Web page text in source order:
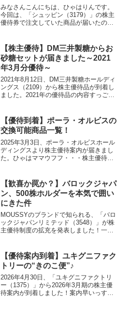
みなさんこんにちは、ひゃはりんです。
今回は、「シュッピン（3179）」の株主
優待券で注文していた商品が届いたので
て！まず1本目は、THERMOSの真空断熱
スポーツ...
【株主優待】DM三井製糖からお
砂糖セットが届きました～2021
年3月分優待～
2021年8月12日、DM三井製糖ホールディ
ングス（2109）から株主優待品が到着し
ました。2021年の優待品の内容すっごい
三温糖などおなじみのものからてん菜
糖、パラ...
【優待到着】ポーラ・オルビスの
交換可能商品一覧！
2025年3月3日、ポーラ・オルビスホール
ディングスより株主優待案内が届きまし
た。ひゃはママウフフ・・・株主優待内
な株主優待ポイントが付与されます。（1
ポイント＝10...
【歓喜か罠か？】バロックジャパ
ン、500株ホルダーを本気で囲い
にきた件
MOUSSYのブランドで知られる、「バロ
ックジャパンリミテッド（3548）」が株
主優待制度の拡充を発表しました！一年
うと500株長期保有者に、年間2.4万円分
の優待...
【優待案内到着】ユキグニファク
トリーの“きのこ便”♪
2026年4月30日、「ユキグニファクトリ
ー（1375）」から2026年3月期の株主優
待案内が到着しました！案内早いっす